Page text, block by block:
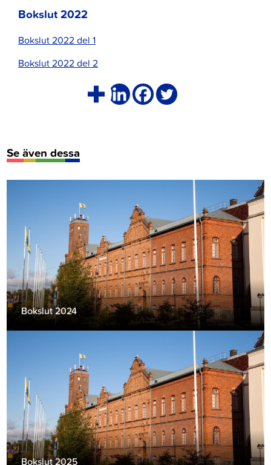
Bokslut 2022
Bokslut 2022 del 1
Bokslut 2022 del 2
Se även dessa
Bokslut 2024
Bokslut 2025